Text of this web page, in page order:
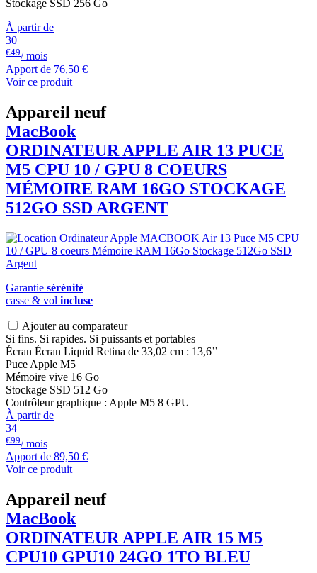
Stockage SSD 256 Go
À partir de
30
€49/ mois
Apport de 76,50 €
Voir ce produit
Appareil neuf
MacBook
ORDINATEUR APPLE AIR 13 PUCE
M5 CPU 10 / GPU 8 COEURS
MÉMOIRE RAM 16GO STOCKAGE
512GO SSD ARGENT
Garantie sérénité
casse & vol incluse
Ajouter au comparateur
Si fins. Si rapides. Si puissants et portables
Écran Écran Liquid Retina de 33,02 cm : 13,6’’
Puce Apple M5
Mémoire vive 16 Go
Stockage SSD 512 Go
Contrôleur graphique : Apple M5 8 GPU
À partir de
34
€99/ mois
Apport de 89,50 €
Voir ce produit
Appareil neuf
MacBook
ORDINATEUR APPLE AIR 15 M5
CPU10 GPU10 24GO 1TO BLEU